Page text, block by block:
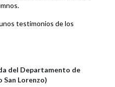
testimonios de los
del Departamento de
San Lorenzo)